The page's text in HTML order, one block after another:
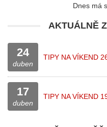
Dnes má
AKTUÁLNĚ Z
24
duben
TIPY NA VÍKEND
17
duben
TIPY NA VÍKEND